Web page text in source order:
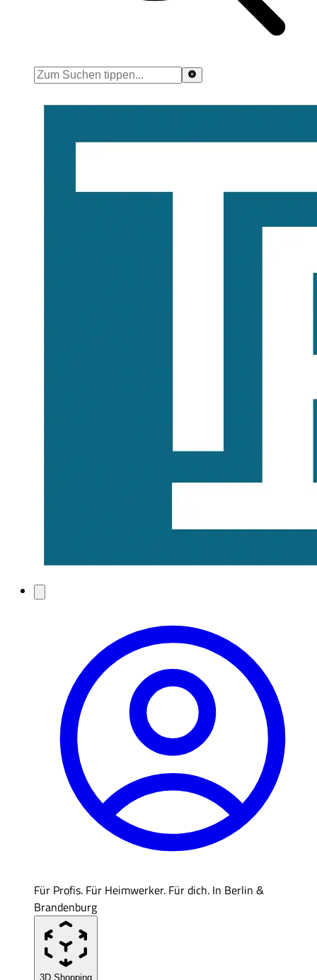
Für Profis. Für Heimwerker. Für dich. In Berlin &
Brandenburg
3D Shopping